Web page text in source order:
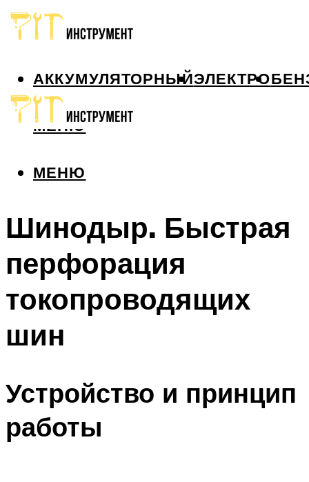
АККУМУЛЯТОРНЫЙЭЛЕКТРО
МЕНЮ
МЕНЮ
Шинодыр. Быстрая
перфорация
токопроводящих
шин
Устройство и принцип
работы